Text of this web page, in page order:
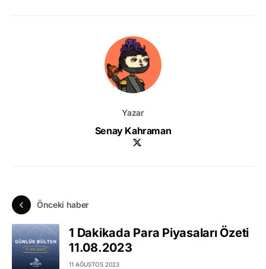
Yazar
Senay Kahraman
Önceki haber
1 Dakikada Para Piyasaları Özeti
11.08.2023
11 AĞUSTOS 2023